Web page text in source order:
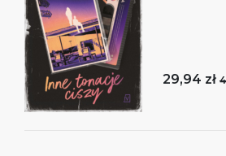
29,94 zł